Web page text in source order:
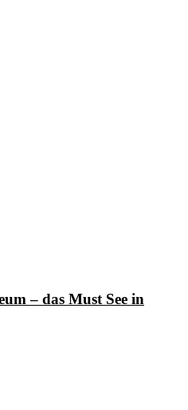
– das Must See in